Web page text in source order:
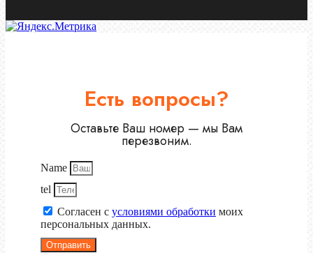
Есть вопросы?
Оставьте Ваш номер — мы Вам
перезвоним.
Name
tel
Согласен с условиями обработки моих
персональных данных.
Отправить